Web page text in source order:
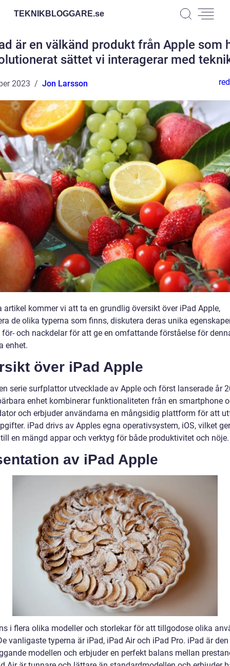
TEKNIKBLOGGARE.se
är en välkänd produkt från Apple som
sättet vi interagerar med
2023 Jon Larsson
artikel kommer vi att ta en grundlig översikt över iPad Apple,
de olika typerna som finns, diskutera deras unika
och nackdelar för att ge en omfattande förståelse för
enhet.
över iPad Apple
serie surfplattor utvecklade av Apple och först lanserade år
enhet kombinerar funktionaliteten från en smartphone
och erbjuder användarna en mångsidig plattform för att
iPad drivs av Apples egna operativsystem, iOS, vilket ger
en mängd appar och verktyg för både produktivitet och nöje.
av iPad Apple
i flera olika modeller och storlekar för att tillgodose olika
vanligaste typerna är iPad, iPad Air och iPad Pro. iPad är den
modellen och erbjuder en perfekt balans mellan